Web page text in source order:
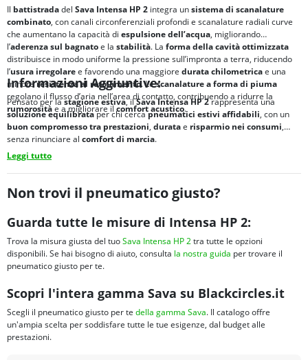
Il battistradadel Sava Intensa HP 2 integra unsistema di scanalature
combinato, con canali circonferenziali profondi e scanalature radiali curve
che aumentano la capacità di espulsione dell’acqua, migliorando
l’aderenza sul bagnatoe la stabilità. La forma della cavità ottimizzata
distribuisce in modo uniforme la pressione sull’impronta a terra, riducendo
l’usura irregolaree favorendo una maggiore durata chilometricae una
minoreresistenza al rotolamento. Lescanalature a forma di piuma
regolano il flusso d’aria nell’area di contatto, contribuendo a ridurre la
rumorositàe a migliorare ilcomfort acustico.
Informazioni Aggiuntive:
Pensato per lastagione estiva, ilSava Intensa HP 2rappresenta una
soluzione equilibrataper chi cercapneumatici estivi affidabili, con un
buon compromesso tra prestazioni, duratae risparmio nei consumi,
senza rinunciare al comfort di marcia.
Leggi tutto
Non trovi il pneumatico giusto?
Guarda tutte le misure di Intensa HP 2:
Trova la misura giusta del tuoSava Intensa HP 2tra tutte le opzioni
disponibili. Se hai bisogno di aiuto, consulta la nostra guida per trovare il
pneumatico giusto per te.
Scopri l'intera gamma Sava su Blackcircles.it
Scegli il pneumatico giusto per te della gamma Sava. Il catalogo offre
un'ampia scelta per soddisfare tutte le tue esigenze, dal budget alle
prestazioni.